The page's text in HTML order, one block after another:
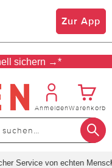
Zur App
sichern →*
AnmeldenWarenkorb
Service von echten